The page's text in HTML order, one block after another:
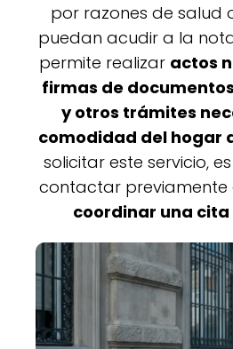
por razones de salud
puedan acudir a la
permite realizar actos
firmas de
y otros trámites
comodidad del hogar
solicitar este servicio,
contactar
coordinar una